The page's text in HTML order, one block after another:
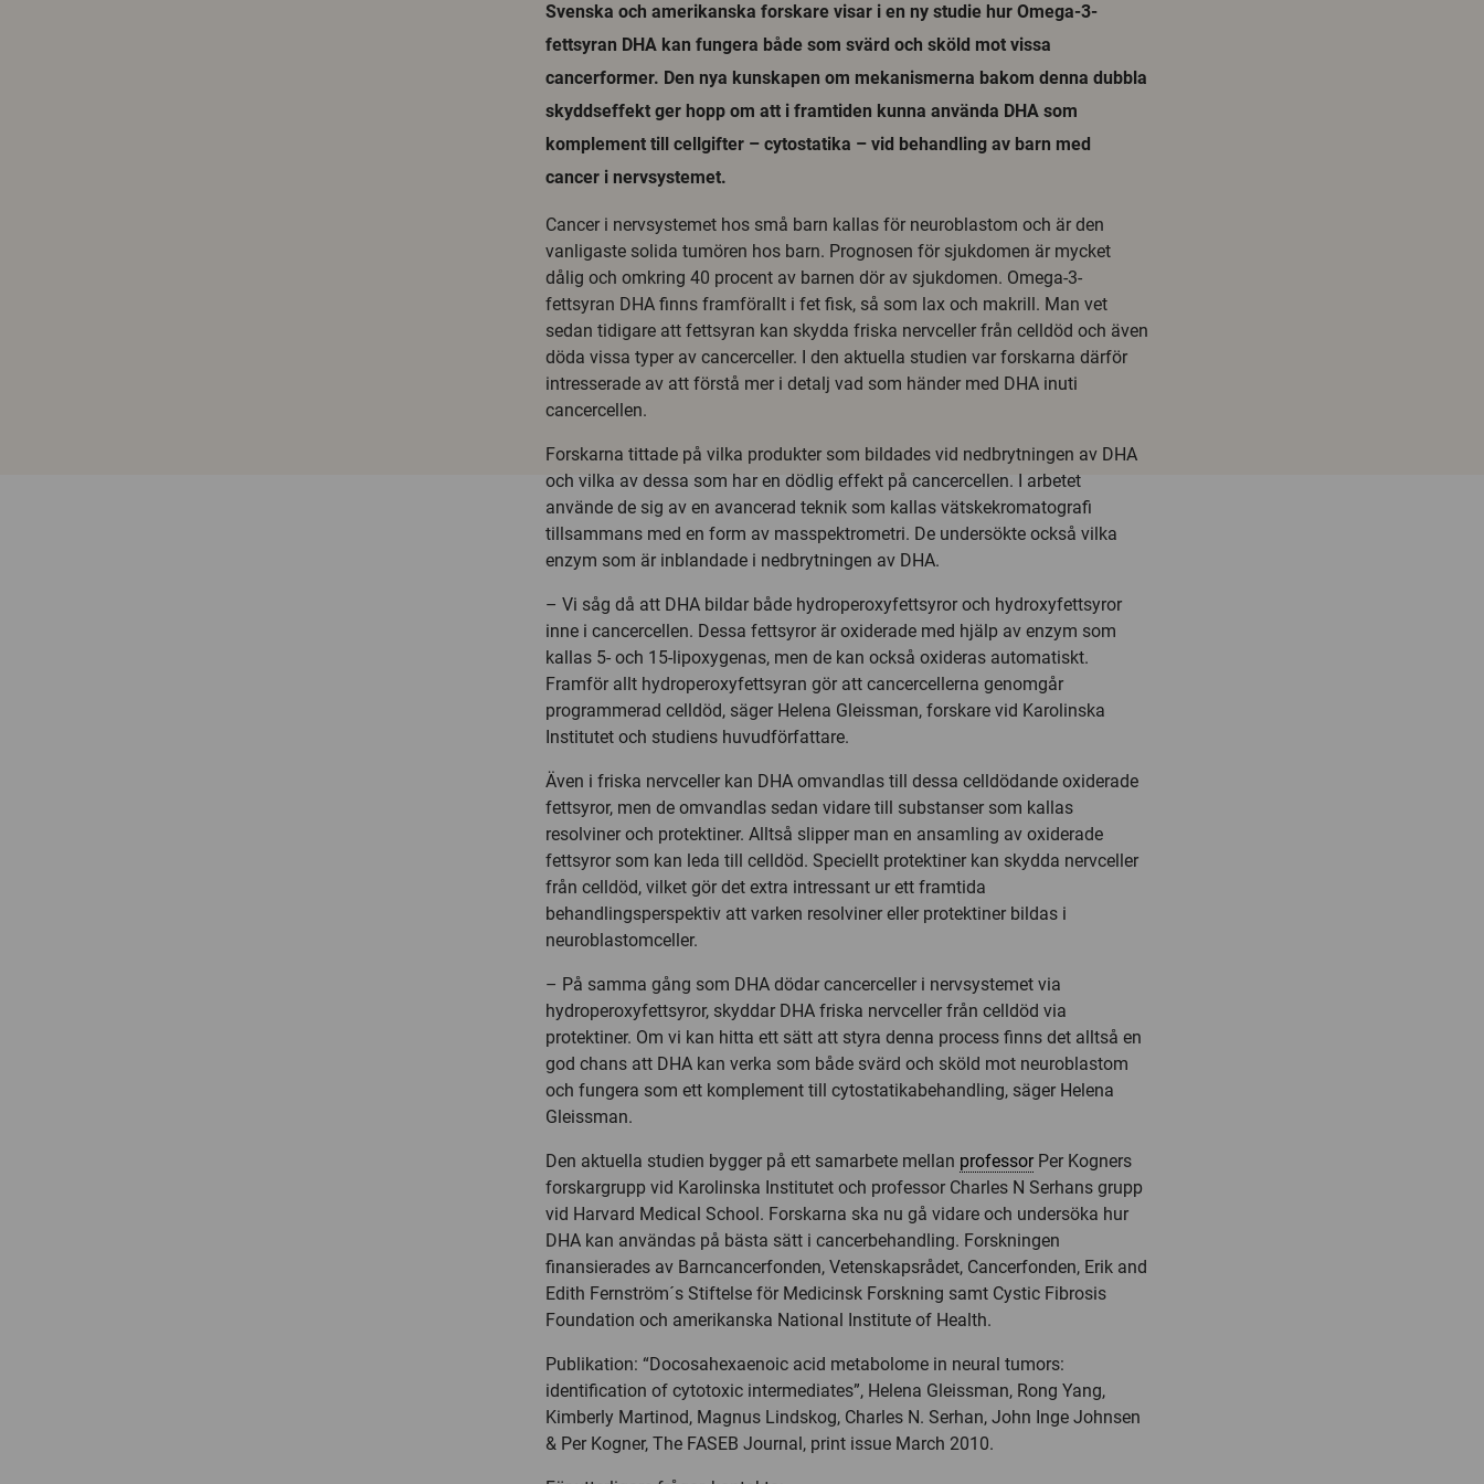
Svenska och amerikanska forskare visar i en ny studie hur Omega-3-
fettsyran DHA kan fungera både som svärd och sköld mot vissa
cancerformer. Den nya kunskapen om mekanismerna bakom denna dubbla
skyddseffekt ger hopp om att i framtiden kunna använda DHA som
komplement till cellgifter – cytostatika – vid behandling av barn med
cancer i nervsystemet.
Cancer i nervsystemet hos små barn kallas för neuroblastom och är den
vanligaste solida tumören hos barn. Prognosen för sjukdomen är mycket
dålig och omkring 40 procent av barnen dör av sjukdomen. Omega-3-
fettsyran DHA finns framförallt i fet fisk, så som lax och makrill. Man vet
sedan tidigare att fettsyran kan skydda friska nervceller från celldöd och även
döda vissa typer av cancerceller. I den aktuella studien var forskarna därför
intresserade av att förstå mer i detalj vad som händer med DHA inuti
cancercellen.
Forskarna tittade på vilka produkter som bildades vid nedbrytningen av DHA
och vilka av dessa som har en dödlig effekt på cancercellen. I arbetet
använde de sig av en avancerad teknik som kallas vätskekromatografi
tillsammans med en form av masspektrometri. De undersökte också vilka
enzym som är inblandade i nedbrytningen av DHA.
– Vi såg då att DHA bildar både hydroperoxyfettsyror och hydroxyfettsyror
inne i cancercellen. Dessa fettsyror är oxiderade med hjälp av enzym som
kallas 5- och 15-lipoxygenas, men de kan också oxideras automatiskt.
Framför allt hydroperoxyfettsyran gör att cancercellerna genomgår
programmerad celldöd, säger Helena Gleissman, forskare vid Karolinska
Institutet och studiens huvudförfattare.
Även i friska nervceller kan DHA omvandlas till dessa celldödande oxiderade
fettsyror, men de omvandlas sedan vidare till substanser som kallas
resolviner och protektiner. Alltså slipper man en ansamling av oxiderade
fettsyror som kan leda till celldöd. Speciellt protektiner kan skydda nervceller
från celldöd, vilket gör det extra intressant ur ett framtida
behandlingsperspektiv att varken resolviner eller protektiner bildas i
neuroblastomceller.
– På samma gång som DHA dödar cancerceller i nervsystemet via
hydroperoxyfettsyror, skyddar DHA friska nervceller från celldöd via
protektiner. Om vi kan hitta ett sätt att styra denna process finns det alltså en
god chans att DHA kan verka som både svärd och sköld mot neuroblastom
och fungera som ett komplement till cytostatikabehandling, säger Helena
Gleissman.
Den aktuella studien bygger på ett samarbete mellan professorPer Kogners
forskargrupp vid Karolinska Institutet och professor Charles N Serhans grupp
vid Harvard Medical School. Forskarna ska nu gå vidare och undersöka hur
DHA kan användas på bästa sätt i cancerbehandling. Forskningen
finansierades av Barncancerfonden, Vetenskapsrådet, Cancerfonden, Erik and
Edith Fernström´s Stiftelse för Medicinsk Forskning samt Cystic Fibrosis
Foundation och amerikanska National Institute of Health.
Publikation: “Docosahexaenoic acid metabolome in neural tumors:
identification of cytotoxic intermediates”, Helena Gleissman, Rong Yang,
Kimberly Martinod, Magnus Lindskog, Charles N. Serhan, John Inge Johnsen
& Per Kogner, The FASEB Journal, print issue March 2010.